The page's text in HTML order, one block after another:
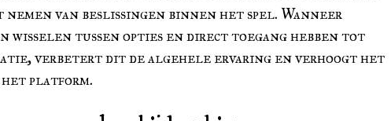
van beslissingen binnen het spel. Wanneer
wisselen tussen opties en direct toegang hebben tot
verbetert dit de algehele ervaring en verhoogt het
platform.